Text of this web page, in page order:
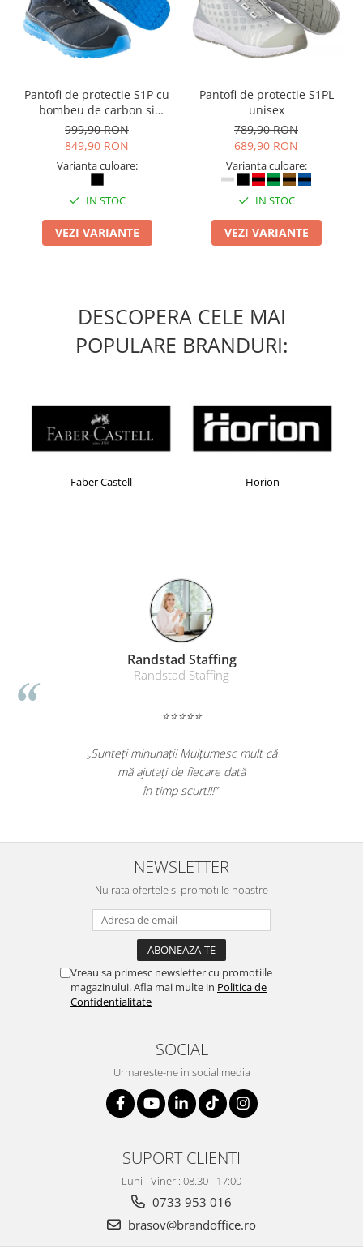
Pantofi de protectie S1P cu
bombeu de carbon si
inchidere BOAÂ® Fit
999,90 RON
849,90 RON
Varianta culoare:
IN STOC
VEZI VARIANTE
Pantofi de protectie S1PL
unisex
789,90 RON
689,90 RON
Varianta culoare:
IN STOC
VEZI VARIANTE
DESCOPERA CELE MAI
POPULARE BRANDURI:
Horion Kensington
Liamed Brasov
Liamed
⭐⭐⭐⭐⭐
„Promotionalele sunt minunate,
colegii mei au fost foarte incantati,
la fel si clientii nostri!”
NEWSLETTER
Nu rata ofertele si promotiile noastre
Vreau sa primesc newsletter cu promotiile
magazinului. Afla mai multe in Politica de
Confidentialitate
SOCIAL
Urmareste-ne in social media
SUPORT CLIENTI
Luni - Vineri: 08.30 - 17:00
0733 953 016
brasov@brandoffice.ro